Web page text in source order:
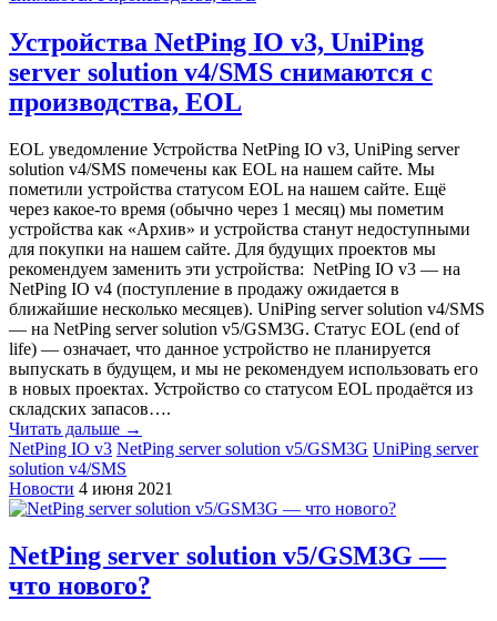
Устройства NetPing IO v3, UniPing
server solution v4/SMS снимаются с
производства, EOL
EOL уведомление Устройства NetPing IO v3, UniPing server
solution v4/SMS помечены как EOL на нашем сайте. Мы
пометили устройства статусом EOL на нашем сайте. Ещё
через какое-то время (обычно через 1 месяц) мы пометим
устройства как «‎Архив» и устройства станут недоступными
для покупки на нашем сайте. Для будущих проектов мы
рекомендуем заменить эти устройства: NetPing IO v3 — на
NetPing IO v4 (поступление в продажу ожидается в
ближайшие несколько месяцев). UniPing server solution v4/SMS
— на NetPing server solution v5/GSM3G. Статус EOL (end of
life) — означает, что данное устройство не планируется
выпускать в будущем, и мы не рекомендуем использовать его
в новых проектах. Устройство со статусом EOL продаётся из
складских запасов….
Читать дальше →
NetPing IO v3 NetPing server solution v5/GSM3G UniPing server
solution v4/SMS
Новости 4 июня 2021
NetPing server solution v5/GSM3G —
что нового?